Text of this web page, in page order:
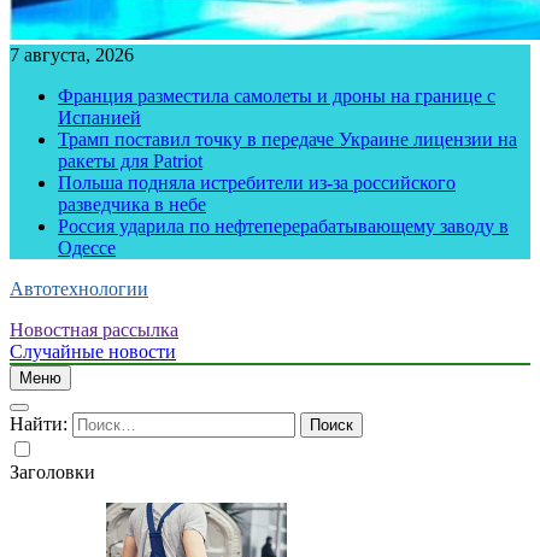
7 августа, 2026
Франция разместила самолеты и дроны на границе с
Испанией
Трамп поставил точку в передаче Украине лицензии на
ракеты для Patriot
Польша подняла истребители из-за российского
разведчика в небе
Россия ударила по нефтеперерабатывающему заводу в
Одессе
Автотехнологии
Новостная рассылка
Случайные новости
Меню
Найти:
Заголовки